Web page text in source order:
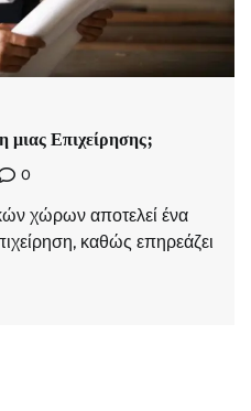
μιας Επιχείρησης;
0
χώρων αποτελεί ένα
καθώς επηρεάζει